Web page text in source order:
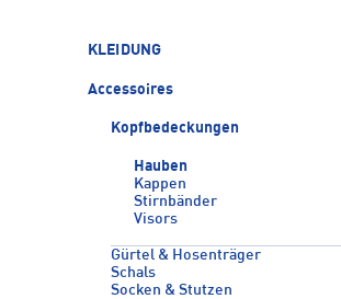
KLEIDUNG
Accessoires
Kopfbedeckungen
Hauben
Kappen
Stirnbänder
Visors
Gürtel & Hosenträger
Schals
Socken & Stutzen